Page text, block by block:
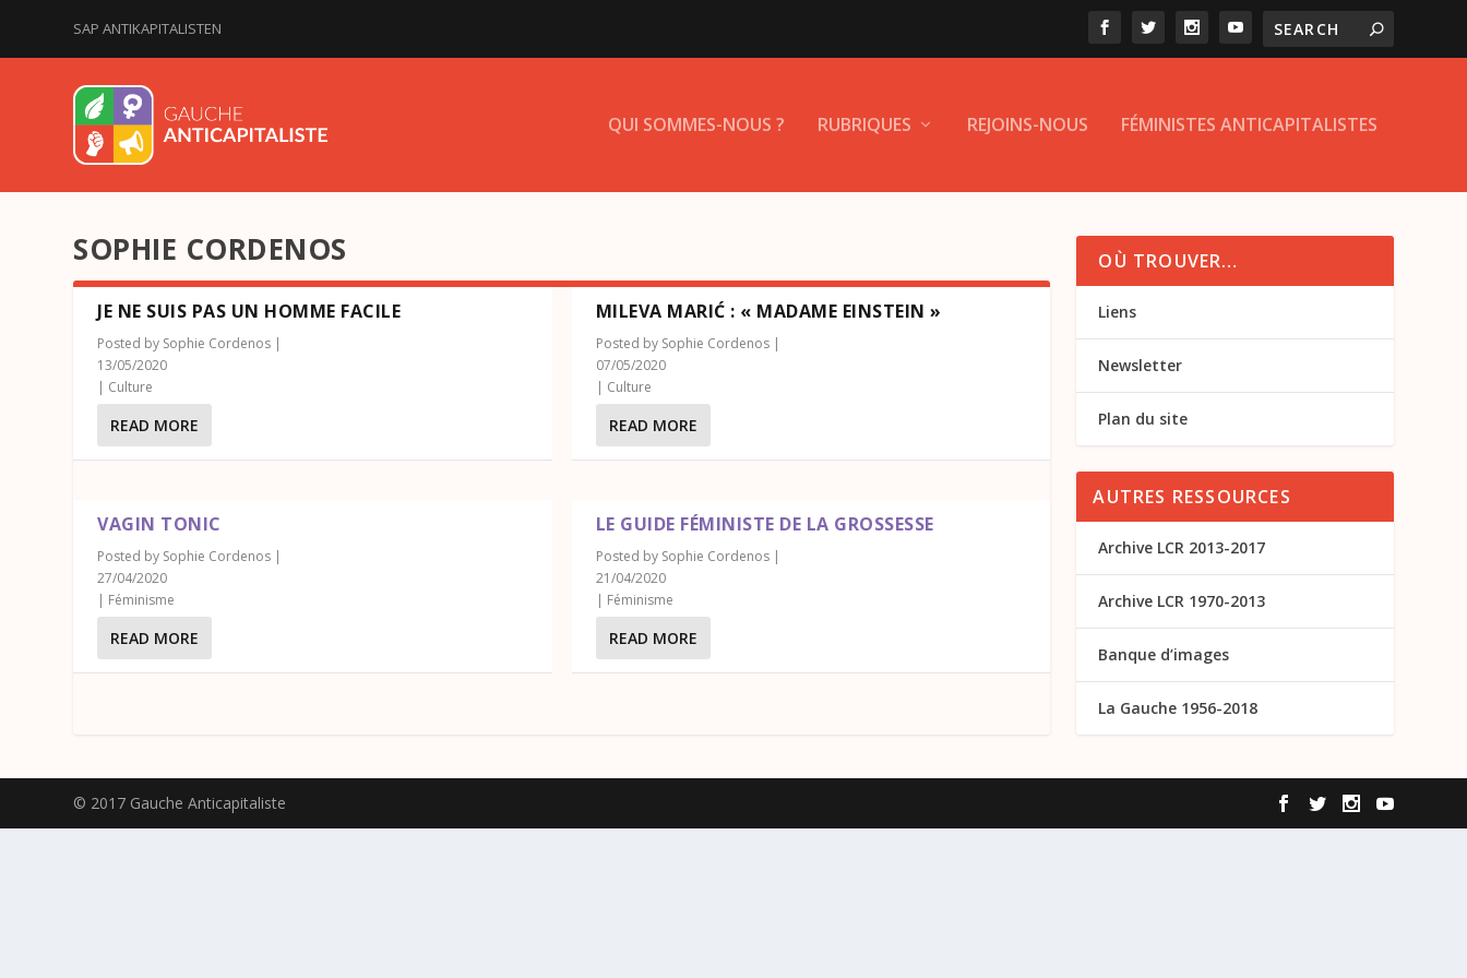
SAP ANTIKAPITALISTEN
QUI SOMMES-NOUS ? RUBRIQUES REJOINS-NOUS FÉMINISTES ANTICAPITALISTES
SOPHIE CORDENOS
JE NE SUIS PAS UN HOMME FACILE
Posted by Sophie Cordenos |
13/05/2020
| Culture
READ MORE
MILEVA MARIĆ : « MADAME EINSTEIN »
Posted by Sophie Cordenos|
07/05/2020
| Culture
READ MORE
VAGIN TONIC
Posted by Sophie Cordenos |
27/04/2020
| Féminisme
READ MORE
LE GUIDE FÉMINISTE DE LA GROSSESSE
Posted by Sophie Cordenos|
21/04/2020
| Féminisme
READ MORE
OÙ TROUVER…
Liens
Newsletter
Plan du site
AUTRES RESSOURCES
Archive LCR 2013-2017
Archive LCR 1970-2013
Banque d’images
La Gauche 1956-2018
© 2017 Gauche Anticapitaliste